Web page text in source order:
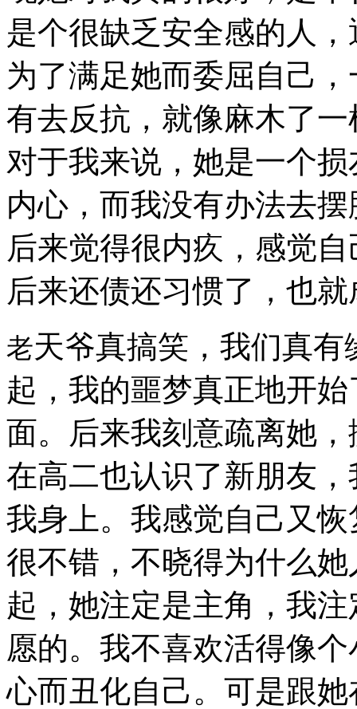
是个很缺乏安全感的人
为了满足她而委屈自己
有去反抗，就像麻木了
对于我来说，她是一个
内心，而我没有办法去
后来觉得很内疚，感觉
后来还债还习惯了，也
老天爷真搞笑，我们真
起，我的噩梦真正地开
面。后来我刻意疏离她
在高二也认识了新朋友
我身上。我感觉自己又
很不错，不晓得为什么
起，她注定是主角，我
愿的。我不喜欢活得像
心而丑化自己。可是跟